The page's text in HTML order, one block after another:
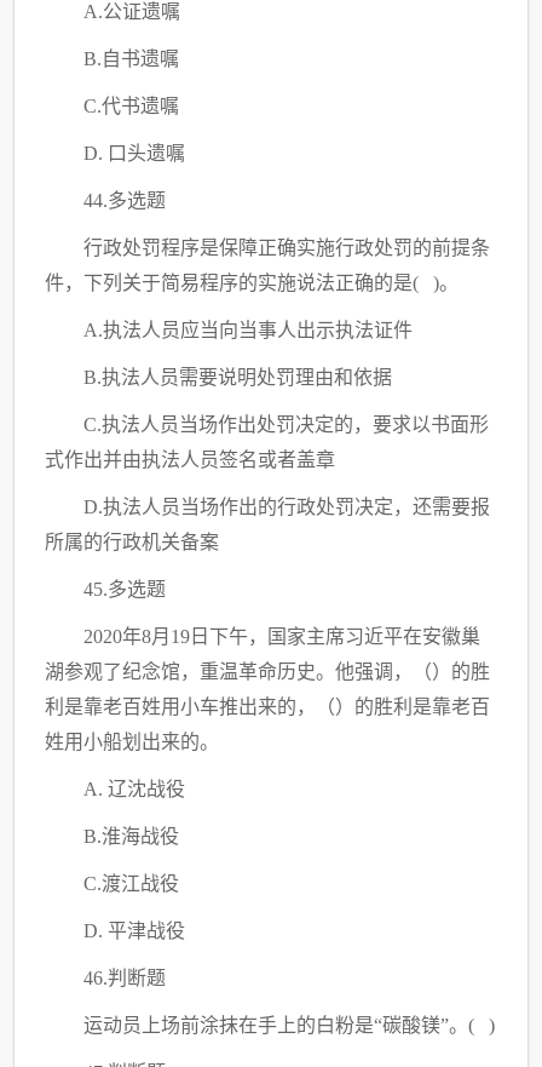
A.公证遗嘱
B.自书遗嘱
C.代书遗嘱
D. 口头遗嘱
44.多选题
行政处罚程序是保障正确实施行政处罚的前提条
件，下列关于简易程序的实施说法正确的是( )。
A.执法人员应当向当事人出示执法证件
B.执法人员需要说明处罚理由和依据
C.执法人员当场作出处罚决定的，要求以书面形
式作出并由执法人员签名或者盖章
D.执法人员当场作出的行政处罚决定，还需要报
所属的行政机关备案
45.多选题
2020年8月19日下午，国家主席习近平在安徽巢
湖参观了纪念馆，重温革命历史。他强调，
（） 的胜
利是靠老百姓用小车推出来的，
（） 的胜利是靠老百
姓用小船划出来的。
A. 辽沈战役
B.淮海战役
C.渡江战役
D. 平津战役
46.判断题
运动员上场前涂抹在手上的白粉是“碳酸镁”。( )